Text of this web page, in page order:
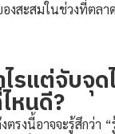
องสะสมในช่วงที่ตล
รแต่จับจุด
หนดี?
รงนี้อาจจะรู้สึกว่า